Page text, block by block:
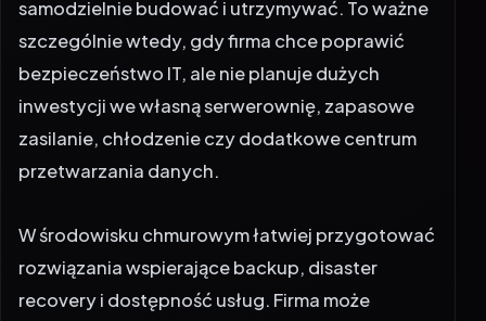
szczególnie wtedy, gdy firma chce poprawić
bezpieczeństwo IT, ale nie planuje dużych
inwestycji we własną serwerownię, zapasowe
zasilanie, chłodzenie czy dodatkowe centrum
przetwarzania danych.
rozwiązania wspierające backup,disaster
recoveryi dostępność usług. Firma może
określić, które systemy wymagają najwyższego